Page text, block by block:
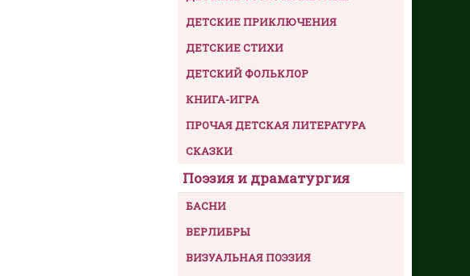
ДЕТСКИЕ ПРИКЛЮЧЕНИЯ
ДЕТСКИЕ СТИХИ
ДЕТСКИЙ ФОЛЬКЛОР
КНИГА-ИГРА
ПРОЧАЯ ДЕТСКАЯ ЛИТЕРАТУРА
СКАЗКИ
Поэзия и драматургия
БАСНИ
ВЕРЛИБРЫ
ВИЗУАЛЬНАЯ ПОЭЗИЯ